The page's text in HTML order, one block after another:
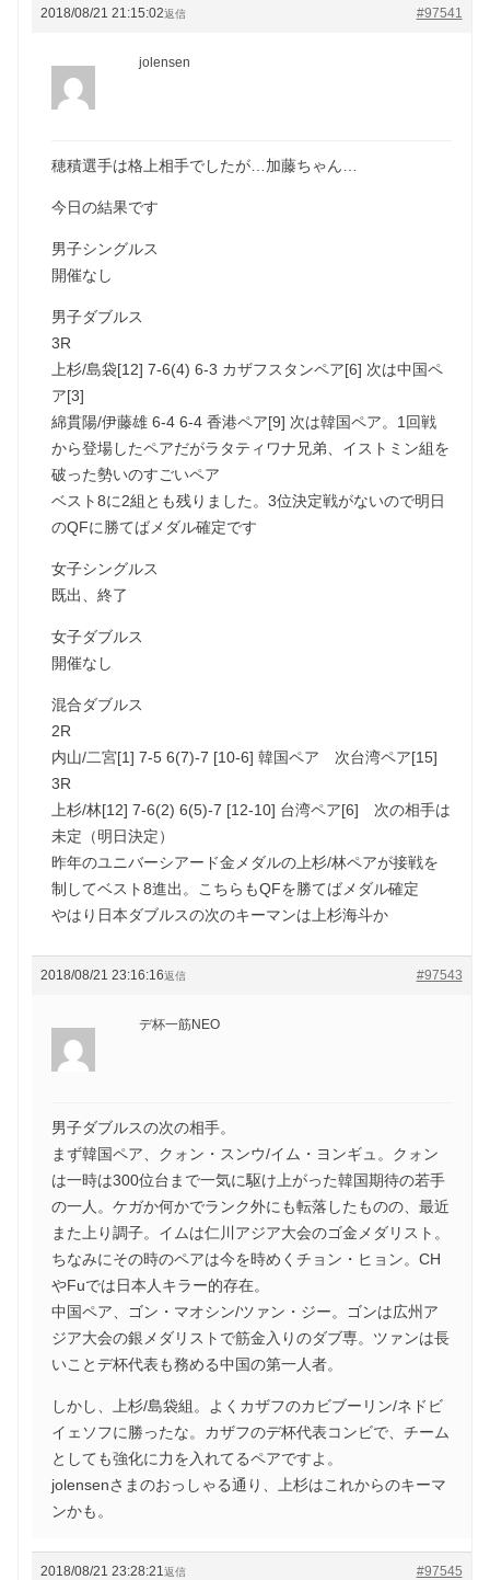
2018/08/21 21:15:02 #97541
返信
jolensen
穂積選手は格上相手でしたが…加藤ちゃん…
今日の結果です
男子シングルス
開催なし
男子ダブルス
3R
上杉/島袋[12] 7-6(4) 6-3 カザフスタンペア[6] 次は中国ペ
ア[3]
綿貫陽/伊藤雄 6-4 6-4 香港ペア[9] 次は韓国ペア。1回戦
から登場したペアだがラタティワナ兄弟、イストミン組を
破った勢いのすごいペア
ベスト8に2組とも残りました。3位決定戦がないので明日
のQFに勝てばメダル確定です
女子シングルス
既出、終了
女子ダブルス
開催なし
混合ダブルス
2R
内山/二宮[1] 7-5 6(7)-7 [10-6] 韓国ペア 次台湾ペア[15]
3R
上杉/林[12] 7-6(2) 6(5)-7 [12-10] 台湾ペア[6] 次の相手は
未定（明日決定）
昨年のユニバーシアード金メダルの上杉/林ペアが接戦を
制してベスト8進出。こちらもQFを勝てばメダル確定
やはり日本ダブルスの次のキーマンは上杉海斗か
2018/08/21 23:16:16 #97543
返信
デ杯一筋NEO
男子ダブルスの次の相手。
まず韓国ペア、クォン・スンウ/イム・ヨンギュ。クォン
は一時は300位台まで一気に駆け上がった韓国期待の若手
の一人。ケガか何かでランク外にも転落したものの、最近
また上り調子。イムは仁川アジア大会のゴ金メダリスト。
ちなみにその時のペアは今を時めくチョン・ヒョン。CH
やFuでは日本人キラー的存在。
中国ペア、ゴン・マオシン/ツァン・ジー。ゴンは広州ア
ジア大会の銀メダリストで筋金入りのダブ専。ツァンは長
いことデ杯代表も務める中国の第一人者。
しかし、上杉/島袋組。よくカザフのカビブーリン/ネドビ
イェソフに勝ったな。カザフのデ杯代表コンビで、チーム
としても強化に力を入れてるペアですよ。
jolensenさまのおっしゃる通り、上杉はこれからのキーマ
ンかも。
2018/08/21 23:28:21 #97545
返信